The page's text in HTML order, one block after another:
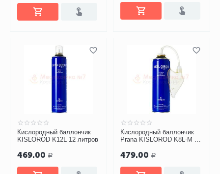
Кислородный баллончик
KISLOROD K12L 12 литров
469.00 Р
Кислородный баллончик
Prana KISLOROD K8L-M c
479.00 Р